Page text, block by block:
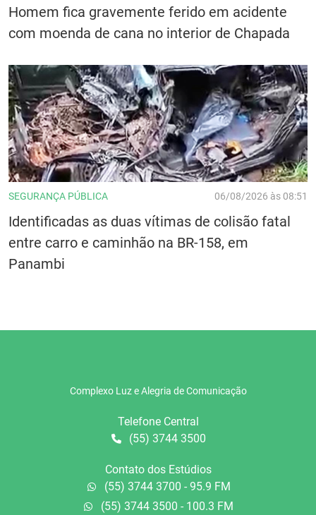
Homem fica gravemente ferido em acidente
com moenda de cana no interior de Chapada
SEGURANÇA PÚBLICA 06/08/2026 às 08:51
Identificadas as duas vítimas de colisão fatal
entre carro e caminhão na BR-158, em
Panambi
Complexo Luz e Alegria de Comunicação
Telefone Central
(55) 3744 3500
Contato dos Estúdios
(55) 3744 3700 - 95.9 FM
(55) 3744 3500 - 100.3 FM